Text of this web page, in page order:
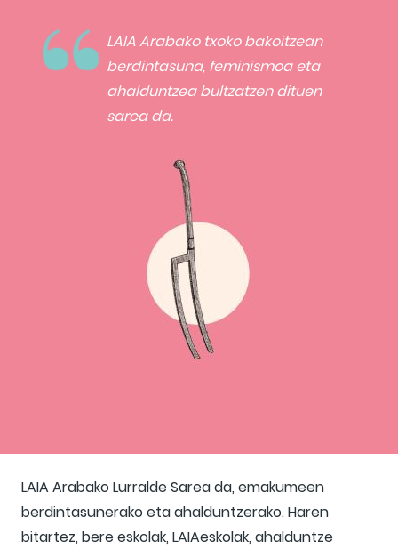
LAIA Arabako txoko bakoitzean
berdintasuna, feminismoa eta
ahalduntzea bultzatzen dituen
sarea da.
LAIA Arabako Lurralde Sarea da, emakumeen
berdintasunerako eta ahalduntzerako. Haren
bitartez, bere eskolak, LAIAeskolak, ahalduntze